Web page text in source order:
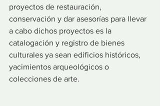
proyectos de restauración,
conservación y dar asesorías para llevar
a cabo dichos proyectos es la
catalogación y registro de bienes
culturales ya sean edificios históricos,
yacimientos arqueológicos o
colecciones de arte.